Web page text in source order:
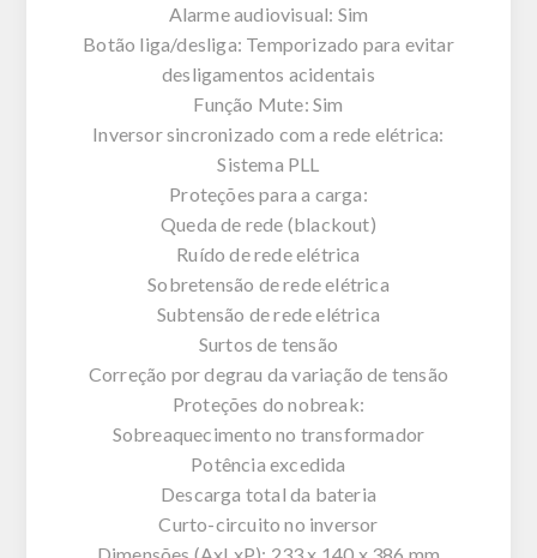
Alarme audiovisual: Sim
Botão liga/desliga: Temporizado para evitar
desligamentos acidentais
Função Mute: Sim
Inversor sincronizado com a rede elétrica:
Sistema PLL
Proteções para a carga:
Queda de rede (blackout)
Ruído de rede elétrica
Sobretensão de rede elétrica
Subtensão de rede elétrica
Surtos de tensão
Correção por degrau da variação de tensão
Proteções do nobreak:
Sobreaquecimento no transformador
Potência excedida
Descarga total da bateria
Curto-circuito no inversor